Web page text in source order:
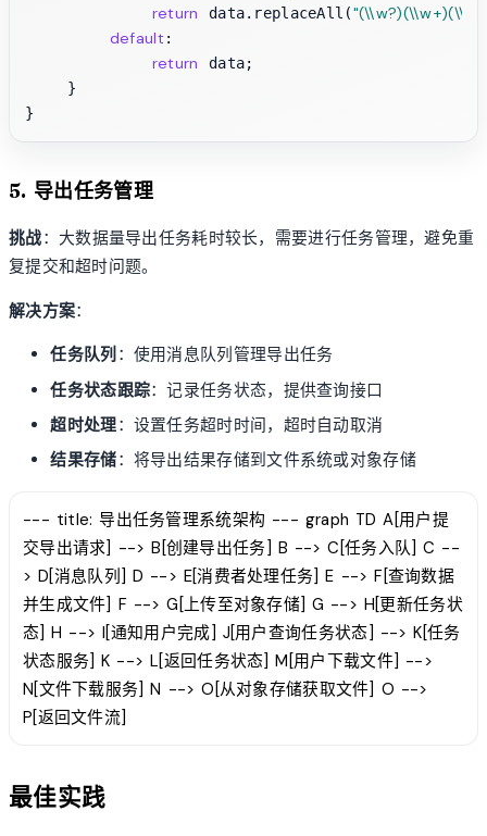
return data.replaceAll(
default :
return data;
    }
5. 导出任务管理
挑战：大数据量导出任务耗时较长，需要进行任务管理，避免重
复提交和超时问题。
解决方案：
任务队列 ：使用消息队列管理导出任务
任务状态跟踪：记录任务状态，提供查询接口
超时处理：设置任务超时时间，超时自动取消
结果存储：将导出结果存储到文件系统或对象存储
--- title: 导出任务管理系统架构 --- graph TD A[用户提
交导出请求] --> B[创建导出任务] B --> C[任务入队] C --
> D[消息队列] D --> E[消费者处理任务] E --> F[查询数据
并生成文件] F --> G[上传至对象存储] G --> H[更新任务状
态] H --> I[通知用户完成] J[用户查询任务状态] --> K[任务
状态服务] K --> L[返回任务状态] M[用户下载文件] -->
N[文件下载服务] N --> O[从对象存储获取文件] O -->
P[返回文件流]
最佳实践